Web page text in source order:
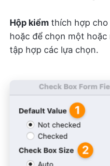
Hộp kiểm thích hợp
hoặc để chọn một
tập hợp các lựa chọn.